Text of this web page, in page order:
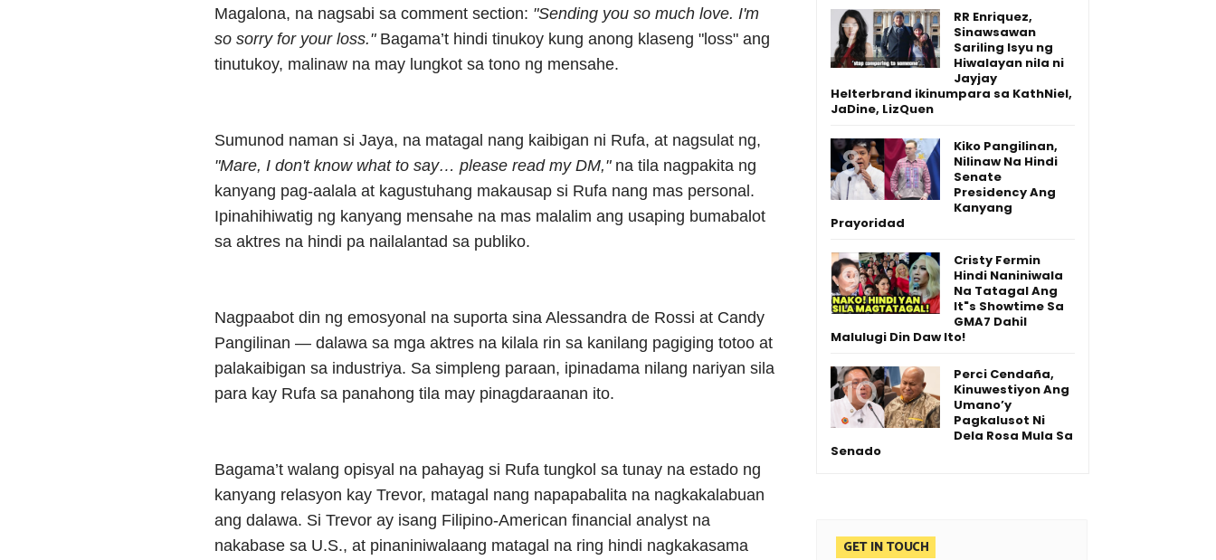
Magalona, na nagsabi sa comment section: "Sending you so much love. I'm
so sorry for your loss."Bagama’t hindi tinukoy kung anong klaseng "loss" ang
tinutukoy, malinaw na may lungkot sa tono ng mensahe.
Sumunod naman si Jaya, na matagal nang kaibigan ni Rufa, at nagsulat ng,
"Mare, I don't know what to say… please read my DM,"na tila nagpakita ng
kanyang pag-aalala at kagustuhang makausap si Rufa nang mas personal.
Ipinahihiwatig ng kanyang mensahe na mas malalim ang usaping bumabalot
sa aktres na hindi pa nailalantad sa publiko.
Nagpaabot din ng emosyonal na suporta sina Alessandra de Rossi at Candy
Pangilinan — dalawa sa mga aktres na kilala rin sa kanilang pagiging totoo at
palakaibigan sa industriya. Sa simpleng paraan, ipinadama nilang nariyan sila
para kay Rufa sa panahong tila may pinagdaraanan ito.
Bagama’t walang opisyal na pahayag si Rufa tungkol sa tunay na estado ng
kanyang relasyon kay Trevor, matagal nang napapabalita na nagkakalabuan
ang dalawa. Si Trevor ay isang Filipino-American financial analyst na
nakabase sa U.S., at pinaniniwalaang matagal na ring hindi nagkakasama
RR Enriquez,
Sinawsawan
Sariling Isyu ng
Hiwalayan nila ni
Jayjay
Helterbrand ikinumpara sa KathNiel,
JaDine, LizQuen
Kiko Pangilinan,
Nilinaw Na Hindi
Senate
Presidency Ang
Kanyang
Prayoridad
Cristy Fermin
Hindi Naniniwala
Na Tatagal Ang
It"s Showtime Sa
GMA7 Dahil
Malulugi Din Daw Ito!
Perci Cendaña,
Kinuwestiyon Ang
Umano’y
Pagkalusot Ni
Dela Rosa Mula Sa
Senado
GET IN TOUCH